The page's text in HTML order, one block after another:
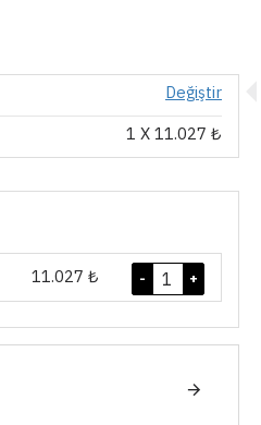
Değiştir
1 X 11.027 ₺
11.027 ₺ +
-